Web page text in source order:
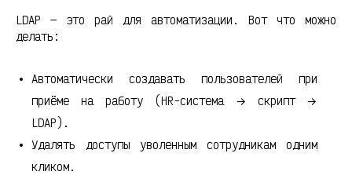
LDAP — это рай для автоматизации. Вот что можно
делать:
Автоматически создавать пользователей при
приёме на работу (HR-система → скрипт →
LDAP).
Удалять доступы уволенным сотрудникам одним
кликом.